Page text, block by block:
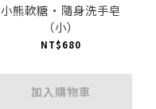
小熊軟糖·隨身洗手皂
（小）
NT$680
加入購物車